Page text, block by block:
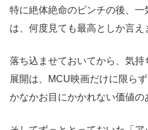
特に絶体絶命のピンチの後、
は、何度見ても最高としか言え
落ち込ませておいてから、気
展開は、MCU映画だけに限ら
かなかお目にかかれない価値の